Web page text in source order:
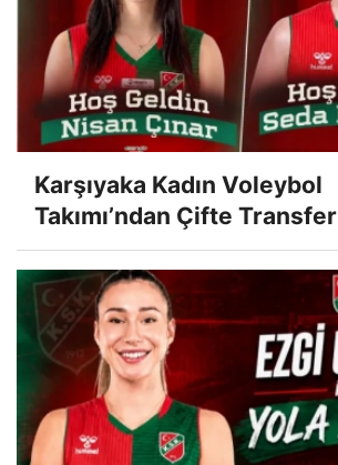
Karşıyaka Kadın Voleybol
Takımı’ndan Çifte Transfer